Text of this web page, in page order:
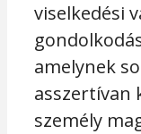
viselkedési
amelynek
asszertívan
személy